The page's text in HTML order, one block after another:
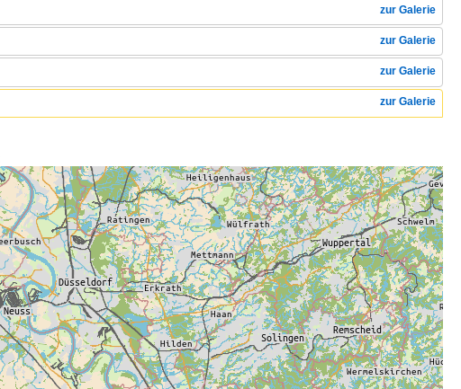
zur Galerie
zur Galerie
zur Galerie
zur Galerie